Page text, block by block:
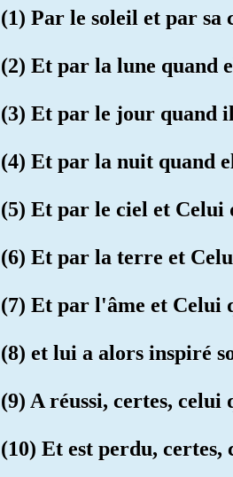
(1) Par le soleil et par sa
(2) Et par la lune quand
(3) Et par le jour quand
(4) Et par la nuit quand
(5) Et par le ciel et
(6) Et par la terre et
(7) Et par l'âme et Celui
(8) et lui a alors inspiré
(9) A réussi, certes,
(10) Et est perdu,